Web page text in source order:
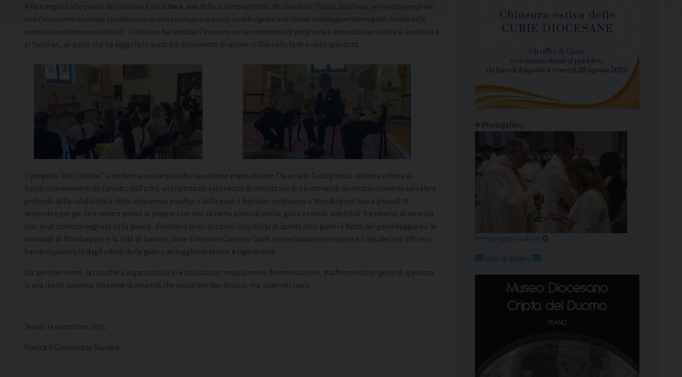
A fare seguito alle parole del Vescovo è stata Inna , una delle accompagnatrici dei bambini: “Grazie, Eccellenza, per le vostre preghiere:
sono l unica arma che ci resta. I bambini sono la nostra unica gioia in questo periodo e grazie a voi stanno vivendo giorni meravigliosi, lontani dalle
sirene a cui purtroppo sono abituati”. Il Vescovo ha concluso l’incontro con un momento di preghiera e benedizione rivolta ai bambini e
ai familiari, un gesto che ha suggellato ancor più il momento di unione in Dio nella fede e nella speranza.
Il progetto “Apri Ucraina” si conferma così un piccolo ma potente segno di pace. Da un lato l’accoglienza calorosa offerta ai
bambini provenienti da Lanivtsi; dall’altro, un’importante esperienza di crescita per le tre comunità diocesane coinvolte sul valore
profondo della solidarietà e della convivenza pacifica e della pace. I bambini resteranno a Mondragone fino a giovedì 18
settembre per poi fare rientro presso le proprie case uno zainetto pieno di sorrisi, gioia e ricordi indelebili: frammenti di serenità
che, in un contesto segnato dalla guerra, diventano tesori preziosi. L’ospitalità di questa dieci giorni è frutto del gemellaggio tra le
comunità di Mondragone e la città di Lanivtsi, dove il Vescovo Giacomo Cirulli immediatamente espresse il desiderio di offrire ai
bambini più colpiti dagli effetti della guerra un soggiorno sereno e rigenerante.
Da quel momento, la macchina organizzativa si è attivata con entusiasmo e determinazione, trasformando un gesto di speranza
in una realtà concreta. Un ponte di umanità che unisce territori lontani, ma vicini nel cuore.
Teano, 13 settembre 2025
Scarica il Comunicato Stampa.
Photogallery
Pellegrinaggio Giubilare
tutte le gallery